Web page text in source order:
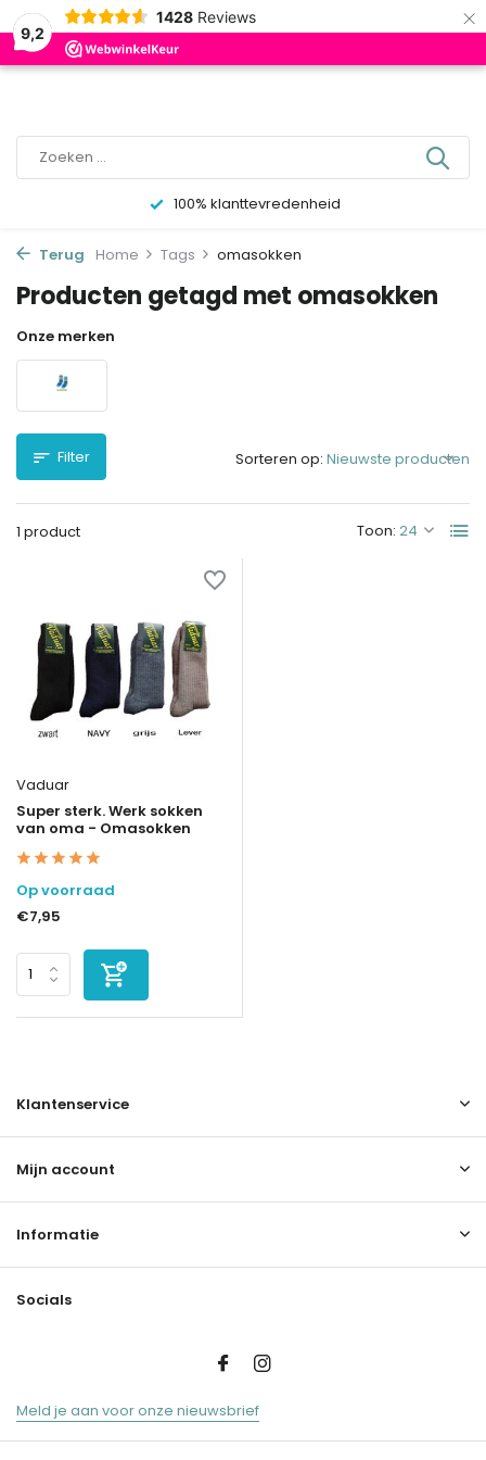
9,2
1428 Reviews ×
0
100% klanttevredenheid
Terug Home Tags omasokken
Producten getagd met omasokken
Onze merken
Filter
1 product Toon:
Sorteren op:
Vaduar
Super sterk. Werk sokken
van oma - Omasokken
Op voorraad
€7,95
Klantenservice
Mijn account
Informatie
Socials
Meld je aan voor onze nieuwsbrief